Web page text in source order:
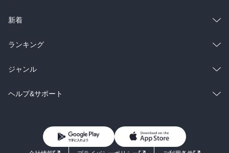
ラノベ
雑誌・グラビア
BL・TL
総合
ラノベ
雑誌・グラビア
BL・TL
新着
総合
ラノベ
雑誌・グラビア
ランキング
総合
ラノベ
ジャンル
コミック
ライトノベル 男子向けラノベ
ヘルプ&サポート
よくあるご質問
お問い合わせ